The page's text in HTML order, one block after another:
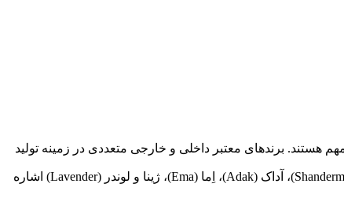
هستند. برندهای معتبر داخلی و خارجی متعددی در زمینه تولید
بهترین سوتین برای سینه های بزرگ فعال اند که از میان آن‌ها می‌توان به برند نیو (Neev)، ینی اینجی (Yeni Inci)، بارون (Barone)، شاندرمن (Shanderman)، آداک (Adak)، اِما (Ema)، ژینا و لوندر (Lavender) اشاره